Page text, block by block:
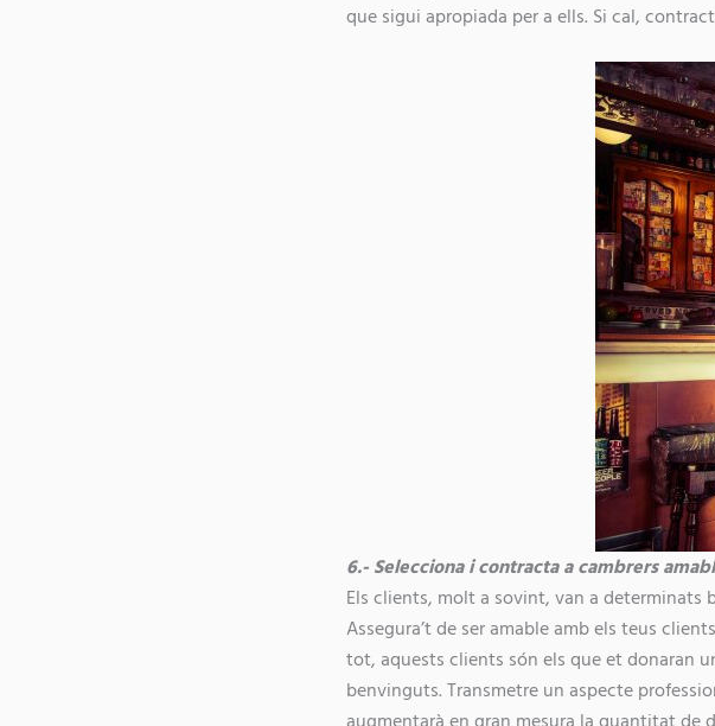
que sigui apropiada per a ells. Si cal,
6.- Selecciona i contracta a cambrers
Els clients, molt a sovint, van a determinats
Assegura’t de ser amable amb els teus
tot, aquests clients són els que et donaran
benvinguts. Transmetre un aspecte